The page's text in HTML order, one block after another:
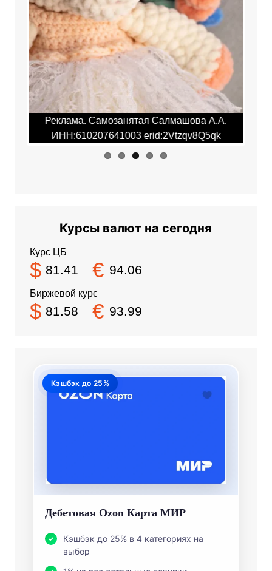
Реклама. Самозанятая Салмашова А.А.
ИНН:610207641003 erid:2Vtzqv8Q5qk
Previ
ous
Next
Курсы валют на сегодня
Курс ЦБ
$ 81.41 € 94.06
Биржевой курс
$ 81.58 € 93.99
Кэшбэк до 25%
Дебетовая Ozon Карта МИР
Кэшбэк до 25% в 4 категориях на
выбор